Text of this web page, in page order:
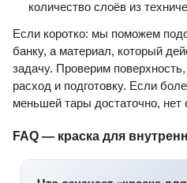
количество слоёв из
Если коротко: мы поможем
банку, а материал, который
задачу. Проверим
расход и подготовку. Если
меньшей тары достаточно,
FAQ — краска для